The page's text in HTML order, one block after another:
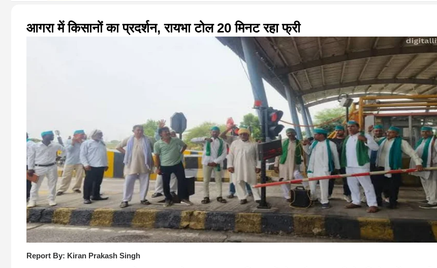
आगरा में किसानों का प्रदर्शन, रायभा टोल 20 मिनट रहा फ्री
Report By: Kiran Prakash Singh